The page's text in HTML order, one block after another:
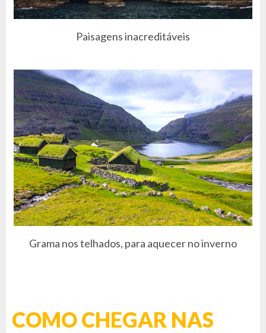
Paisagens inacreditáveis
Grama nos telhados, para aquecer no inverno
COMO CHEGAR NAS